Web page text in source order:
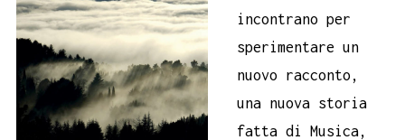
incontrano per
sperimentare un
nuovo racconto,
una nuova storia
fatta di Musica,